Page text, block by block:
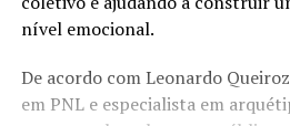
nível emocional.
De acordo com Leonardo
em PNL e especialista em